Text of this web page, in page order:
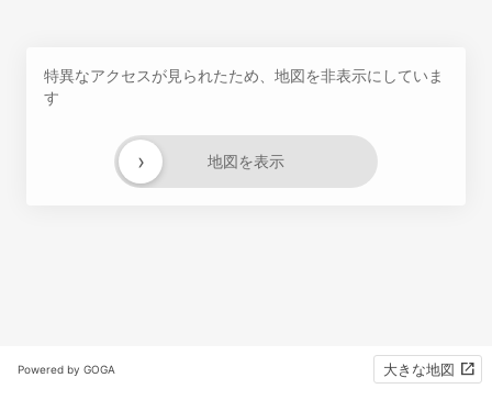
特異なアクセスが見られたため、地図を非表示にしていま
す
地図を表示
›
Powered by GOGA 大きな地図